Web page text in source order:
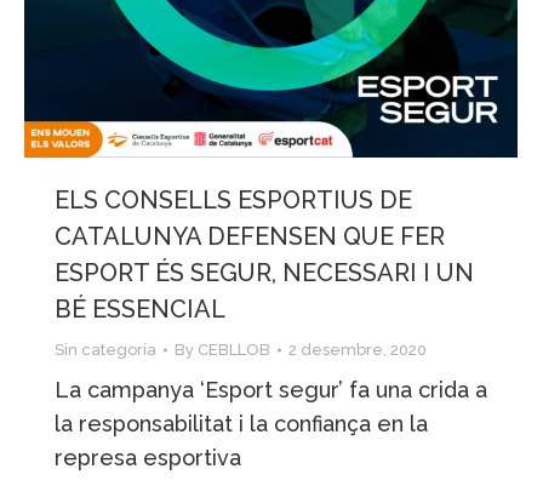
ELS CONSELLS ESPORTIUS DE
CATALUNYA DEFENSEN QUE FER
ESPORT ÉS SEGUR, NECESSARI I UN
BÉ ESSENCIAL
Sin categoría By CEBLLOB 2 desembre, 2020
La campanya ‘Esport segur’ fa una crida a
la responsabilitat i la confiança en la
represa esportiva